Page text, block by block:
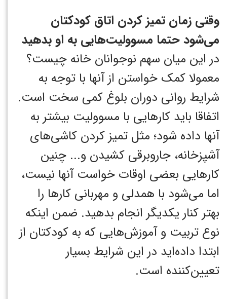
وقتی زمان تمیز کردن اتاق کودکتان
می‌شود حتما مسوولیت‌هایی به او بدهید
در این میان سهم نوجوانان خانه چیست؟
معمولا کمک خواستن از آنها با توجه به
شرایط روانی دوران بلوغ کمی سخت است.
اتفاقا باید کارهایی با مسوولیت بیشتر به
آنها داده شود؛ مثل تمیز کردن کاشی‌های
آشپزخانه، جاروبرقی کشیدن و... چنین
کارهایی بعضی اوقات خواست آنها نیست،
اما می‌شود با همدلی و مهربانی کارها را
بهتر کنار یکدیگر انجام بدهید. ضمن اینکه
نوع تربیت و آموزش‌هایی که به کودکتان از
ابتدا داده‌اید در این شرایط بسیار
تعیین‌کننده است.